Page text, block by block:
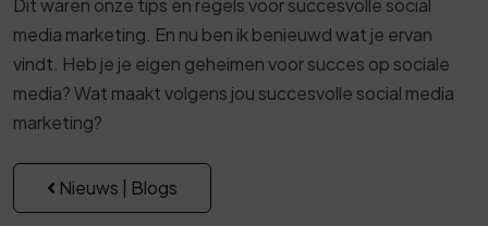
Dit waren onze tips en regels voor succesvolle social
media marketing. En nu ben ik benieuwd wat je ervan
vindt. Heb je je eigen geheimen voor succes op sociale
media? Wat maakt volgens jou succesvolle social media
marketing?
Nieuws | Blogs